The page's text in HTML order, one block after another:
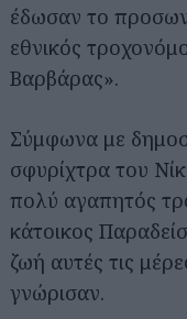
έδωσαν το
εθνικός
Βαρβάρας».
Σύμφωνα με
σφυρίχτρα του
πολύ αγαπητός
κάτοικος
ζωή αυτές τις
γνώρισαν.